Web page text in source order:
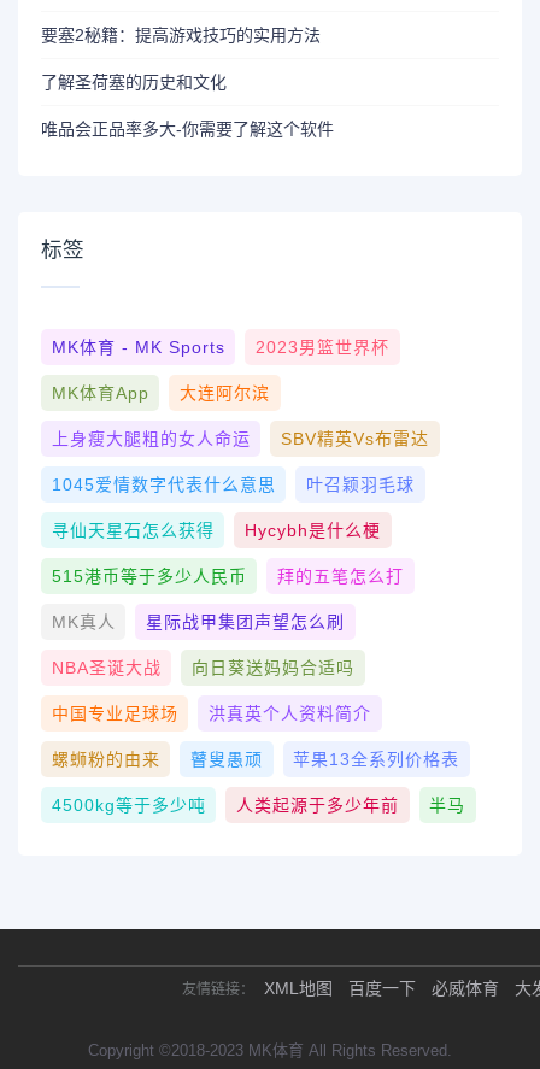
要塞2秘籍：提高游戏技巧的实用方法
了解圣荷塞的历史和文化
唯品会正品率多大-你需要了解这个软件
标签
MK体育 - MK Sports 2023男篮世界杯
MK体育App 大连阿尔滨
上身瘦大腿粗的女人命运 SBV精英vs布雷达
1045爱情数字代表什么意思 叶召颖羽毛球
寻仙天星石怎么获得 Hycybh是什么梗
515港币等于多少人民币 拜的五笔怎么打
MK真人 星际战甲集团声望怎么刷
NBA圣诞大战 向日葵送妈妈合适吗
中国专业足球场 洪真英个人资料简介
螺蛳粉的由来 瞽叟愚顽 苹果13全系列价格表
4500kg等于多少吨 人类起源于多少年前 半马
友情链接： XML地图 百度一下 必威体育 大
Copyright ©2018-2023 MK体育 All Rights Reserved.